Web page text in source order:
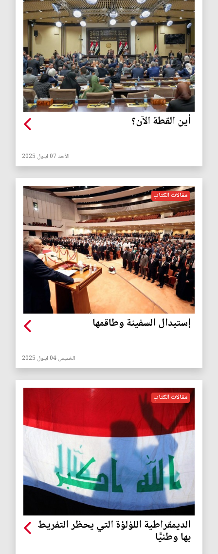
أين القطة الآن؟
الأحد 07 ايلول 2025
مقالات الكتاب
إستبدال السفينة وطاقمها
الخميس 04 ايلول 2025
مقالات الكتاب
الديمقراطية اللؤلؤة التي يحظر التفريط
بها وطنيًّا